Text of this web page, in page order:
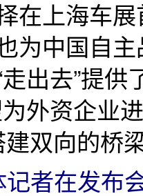
在上海车
为中国自
出去”提供
外资企业
建双向的桥
记者在发布